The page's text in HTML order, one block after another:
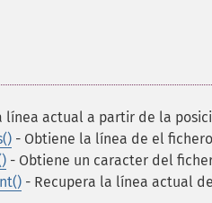
línea actual a partir de la
- Obtiene la línea de el
- Obtiene un caracter del
- Recupera la línea actual